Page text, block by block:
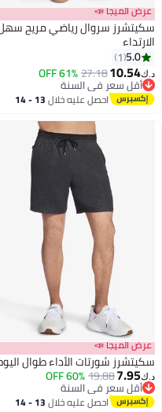
عرض الميجا 📣
سكيتشرز سروال رياضي مريح
الارتداء
5.0
1
د.ك‏10.54
27.18
61% OFF
أقل سعر في السنة
أقل سعر في السنة
احصل عليه خلال 13 - 14
عرض الميجا 📣
سكيتشرز شورتات الأداء طوال
د.ك‏7.95
19.88
60% OFF
أقل سعر في السنة
أقل سعر في السنة
احصل عليه خلال 13 - 14